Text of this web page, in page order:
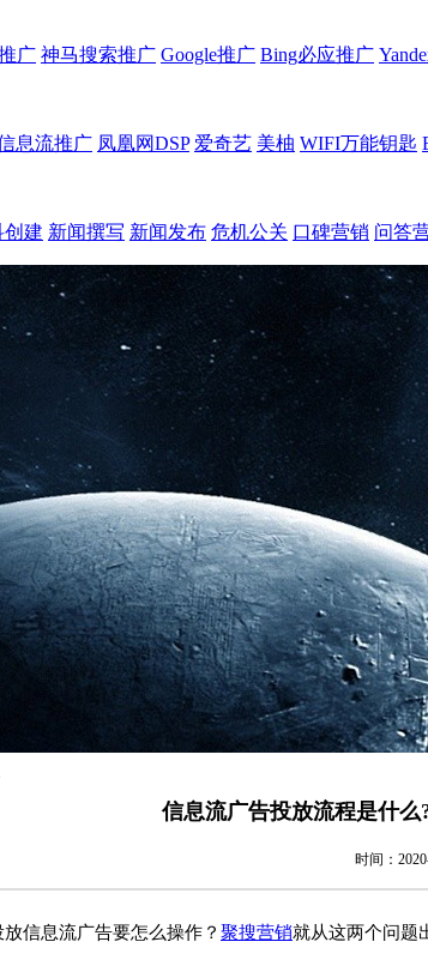
广 神马搜索推广 Google推广 Bing必应推广
息流推广 凤凰网DSP 爱奇艺 美柚 WIFI万能钥匙
创建 新闻撰写 新闻发布 危机公关 口碑营销 问答
信息流广告投放流程是什
时间：
信息流广告要怎么操作？ 聚搜营销就从这两个问题